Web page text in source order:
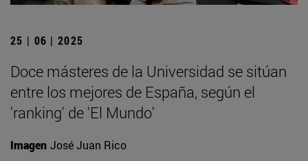
25 | 06 | 2025
Doce másteres de la Universidad se sitúan
entre los mejores de España, según el
'ranking' de 'El Mundo'
Imagen José Juan Rico